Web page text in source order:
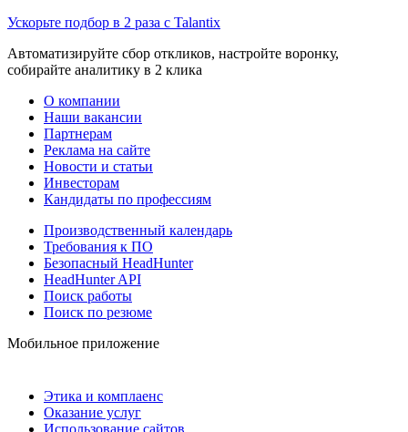
Ускорьте подбор в 2 раза с Talantix
Автоматизируйте сбор откликов, настройте воронку,
собирайте аналитику в 2 клика
О компании
Наши вакансии
Партнерам
Реклама на сайте
Новости и статьи
Инвесторам
Кандидаты по профессиям
Производственный календарь
Требования к ПО
Безопасный HeadHunter
HeadHunter API
Поиск работы
Поиск по резюме
Мобильное приложение
Этика и комплаенс
Оказание услуг
Использование сайтов